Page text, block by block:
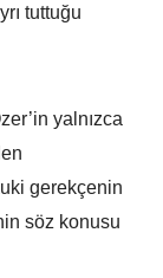
tuttuğu
yalnızca
gerekçenin
söz konusu